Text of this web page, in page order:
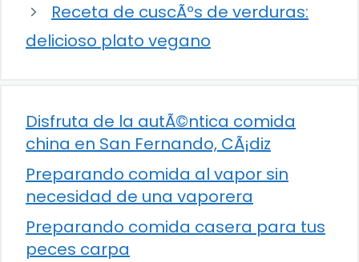
Receta de cuscÃºs de verduras:
delicioso plato vegano
Disfruta de la autÃ©ntica comida
china en San Fernando, CÃ¡diz
Preparando comida al vapor sin
necesidad de una vaporera
Preparando comida casera para tus
peces carpa